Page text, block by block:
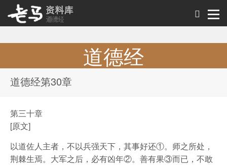
道德经
道德经第30章
第三十章
[原文]
以道佐人主者，不以兵强天下，其事好还①。师之所处，
荆棘生焉。大军之后，必有凶年②。善有果③而已，不敢